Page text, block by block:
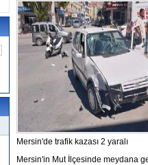
Mersin'de trafik kazası 2 yaralı
Mersin'in Mut İlçesinde meydana